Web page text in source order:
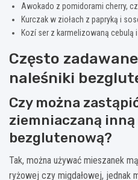
Awokado z pomidorami cherry,
Kurczak w ziołach z papryką i
Kozí ser z karmelizowaną cebulą
Często
naleśniki
Czy można
ziemniaczaną inną
bezglutenową?
Tak, można używać mieszanek
ryżowej czy migdałowej, jednak